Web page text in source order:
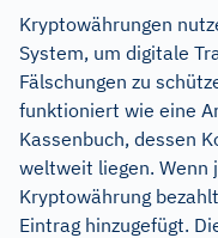
Kryptowährungen
System, um digitale
Fälschungen zu
funktioniert wie eine
Kassenbuch, dessen
weltweit liegen.
Kryptowährung
Eintrag hinzugefügt.